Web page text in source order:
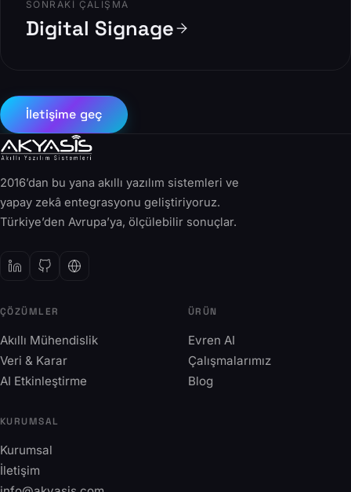
SONRAKI ÇALIŞMA
Digital Signage
İletişime geç
2016’dan bu yana akıllı yazılım sistemleri ve
yapay zekâ entegrasyonu geliştiriyoruz.
Türkiye’den Avrupa’ya, ölçülebilir sonuçlar.
ÇÖZÜMLER
Akıllı Mühendislik
Veri & Karar
AI Etkinleştirme
ÜRÜN
Evren AI
Çalışmalarımız
Blog
KURUMSAL
Kurumsal
İletişim